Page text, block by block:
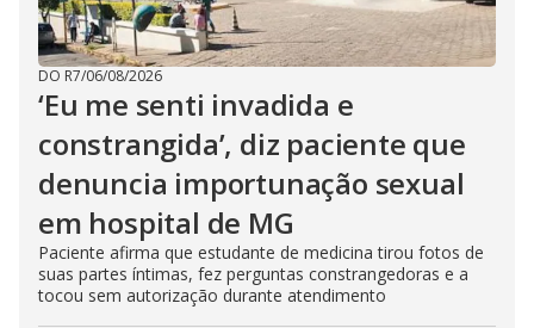
DO R7/06/08/2026
‘Eu me senti invadida e
constrangida’, diz paciente que
denuncia importunação sexual
em hospital de MG
Paciente afirma que estudante de medicina tirou fotos de
suas partes íntimas, fez perguntas constrangedoras e a
tocou sem autorização durante atendimento